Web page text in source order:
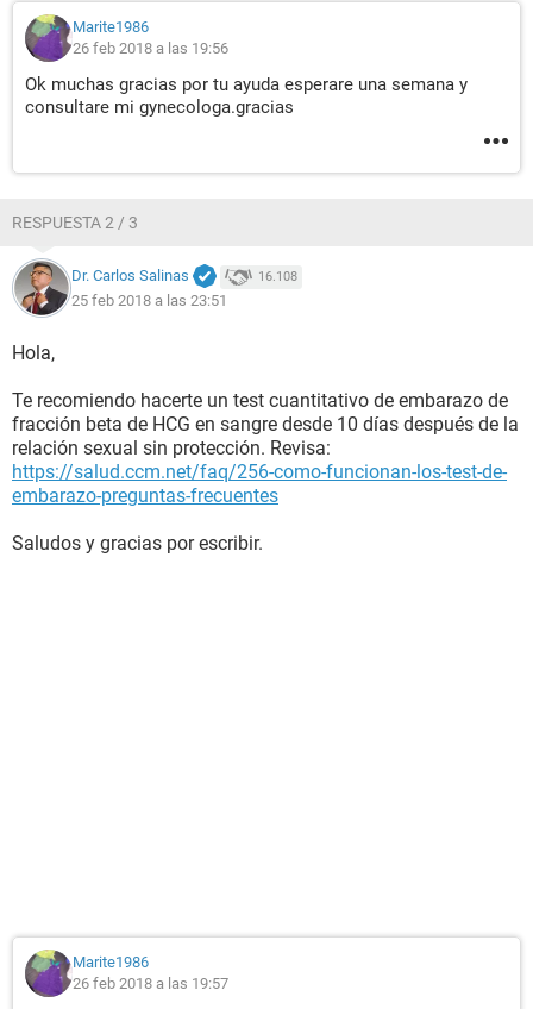
Marite1986
26 feb 2018 a las 19:56
Ok muchas gracias por tu ayuda esperare una semana y
consultare mi gynecologa.gracias
RESPUESTA 2 / 3
Dr. Carlos Salinas 16.108
25 feb 2018 a las 23:51
Hola,
Te recomiendo hacerte un test cuantitativo de embarazo de
fracción beta de HCG en sangre desde 10 días después de la
relación sexual sin protección. Revisa:
https://salud.ccm.net/faq/256-como-funcionan-los-test-de-
embarazo-preguntas-frecuentes
Saludos y gracias por escribir.
Marite1986
26 feb 2018 a las 19:57